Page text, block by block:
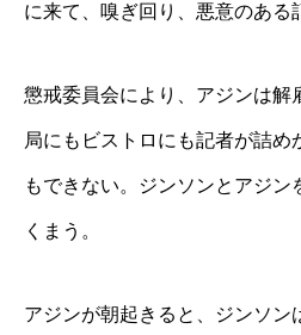
に来て、嗅ぎ回り、悪意のある
懲戒委員会により、アジンは解
局にもビストロにも記者が詰め
もできない。ジンソンとアジ
くまう。
アジンが朝起きると、ジンソン